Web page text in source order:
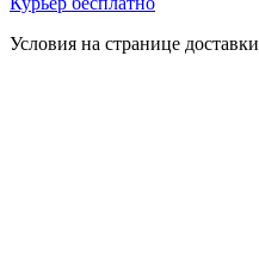
Условия на странице доставки